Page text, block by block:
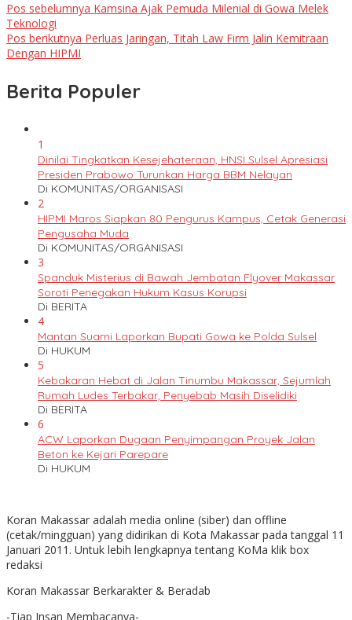
Pos sebelumnya Kamsina Ajak Pemuda Milenial di Gowa Melek
Teknologi
Pos berikutnya Perluas Jaringan, Titah Law Firm Jalin Kemitraan
Dengan HIPMI
Berita Populer
1
Dinilai Tingkatkan Kesejehateraan, HNSI Sulsel Apresiasi
Presiden Prabowo Turunkan Harga BBM Nelayan
Di KOMUNITAS/ORGANISASI
2
HIPMI Maros Siapkan 80 Pengurus Kampus, Cetak Generasi
Pengusaha Muda
Di KOMUNITAS/ORGANISASI
3
Spanduk Misterius di Bawah Jembatan Flyover Makassar
Soroti Penegakan Hukum Kasus Korupsi
Di BERITA
4
Mantan Suami Laporkan Bupati Gowa ke Polda Sulsel
Di HUKUM
5
Kebakaran Hebat di Jalan Tinumbu Makassar, Sejumlah
Rumah Ludes Terbakar, Penyebab Masih Diselidiki
Di BERITA
6
ACW Laporkan Dugaan Penyimpangan Proyek Jalan
Beton ke Kejari Parepare
Di HUKUM
Koran Makassar adalah media online (siber) dan offline
(cetak/mingguan) yang didirikan di Kota Makassar pada tanggal 11
Januari 2011. Untuk lebih lengkapnya tentang KoMa klik box
redaksi
Koran Makassar Berkarakter & Beradab
-Tiap Insan Membacanya-